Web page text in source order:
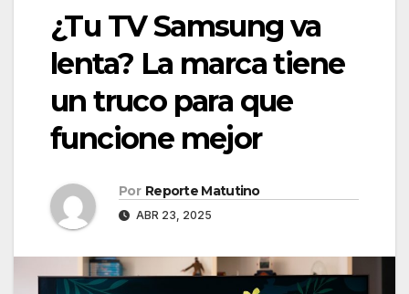
¿Tu TV Samsung va
lenta? La marca tiene
un truco para que
funcione mejor
Por Reporte Matutino
ABR 23, 2025